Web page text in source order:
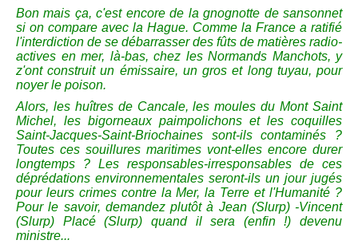
Bon mais ça, c'est encore de la gnognotte de sansonnet
si on compare avec la Hague. Comme la France a ratifié
l'interdiction de se débarrasser des fûts de matières radio-
actives en mer, là-bas, chez les Normands Manchots, y
z'ont construit un émissaire, un gros et long tuyau, pour
noyer le poison.
Alors, les huîtres de Cancale, les moules du Mont Saint
Michel, les bigorneaux paimpolichons et les coquilles
Saint-Jacques-Saint-Briochaines sont-ils contaminés ?
Toutes ces souillures maritimes vont-elles encore durer
longtemps ? Les responsables-irresponsables de ces
déprédations environnementales seront-ils un jour jugés
pour leurs crimes contre la Mer, la Terre et l'Humanité ?
Pour le savoir, demandez plutôt à Jean (Slurp) -Vincent
(Slurp) Placé (Slurp) quand il sera (enfin !) devenu
ministre...